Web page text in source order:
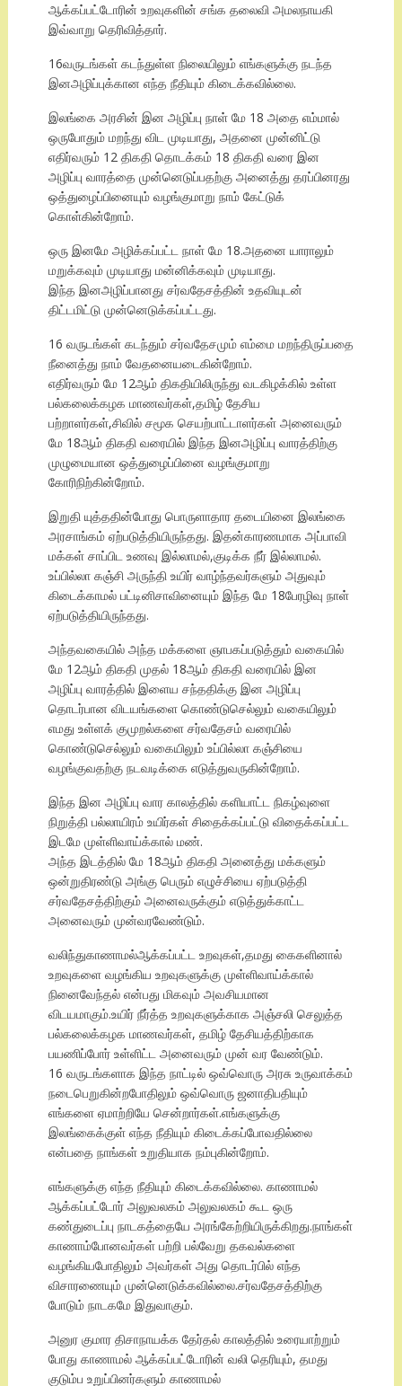
ஆக்கப்பட்டோரின் உறவுகளின் சங்க தலைவி அமலநாயகி
இவ்வாறு தெரிவித்தார்.
16வருடங்கள் கடந்துள்ள நிலையிலும் எங்களுக்கு நடந்த
இனஅழிப்புக்கான எந்த நீதியும் கிடைக்கவில்லை.
இலங்கை அரசின் இன அழிப்பு நாள் மே 18 அதை எம்மால்
ஒருபோதும் மறந்து விட முடியாது, அதனை முன்னிட்டு
எதிர்வரும் 12 திகதி தொடக்கம் 18 திகதி வரை இன
அழிப்பு வாரத்தை முன்னெடுப்பதற்கு அனைத்து தரப்பினரது
ஒத்துழைப்பினையும் வழங்குமாறு நாம் கேட்டுக்
கொள்கின்றோம்.
ஒரு இனமே அழிக்கப்பட்ட நாள் மே 18.அதனை யாராலும்
மறுக்கவும் முடியாது மன்னிக்கவும் முடியாது.
இந்த இனஅழிப்பானது சர்வதேசத்தின் உதவியுடன்
திட்டமிட்டு முன்னெடுக்கப்பட்டது.
16 வருடங்கள் கடந்தும் சர்வதேசமும் எம்மை மறந்திருப்பதை
நீனைத்து நாம் வேதனையடைகின்றோம்.
எதிர்வரும் மே 12ஆம் திகதியிலிருந்து வடகிழக்கில் உள்ள
பல்கலைக்கழக மாணவர்கள்,தமிழ் தேசிய
பற்றாளர்கள்,சிவில் சமூக செயற்பாட்டாளர்கள் அனைவரும்
மே 18ஆம் திகதி வரையில் இந்த இனஅழிப்பு வாரத்திற்கு
முழுமையான ஒத்துழைப்பினை வழங்குமாறு
கோரிநிற்கின்றோம்.
இறுதி யுத்ததின்போது பொருளாதார தடையினை இலங்கை
அரசாங்கம் ஏற்படுத்தியிருந்தது. இதன்காரணமாக அப்பாவி
மக்கள் சாப்பிட உணவு இல்லாமல்,குடிக்க நீர் இல்லாமல்.
உப்பில்லா கஞ்சி அருந்தி உயிர் வாழ்ந்தவர்களும் அதுவும்
கிடைக்காமல் பட்டினிசாவினையும் இந்த மே 18பேரழிவு நாள்
ஏற்படுத்தியிருந்தது.
அந்தவகையில் அந்த மக்களை ஞாபகப்படுத்தும் வகையில்
மே 12ஆம் திகதி முதல் 18ஆம் திகதி வரையில் இன
அழிப்பு வாரத்தில் இளைய சந்ததிக்கு இன அழிப்பு
தொடர்பான விடயங்களை கொண்டுசெல்லும் வகையிலும்
எமது உள்ளக் குமுறல்களை சர்வதேசம் வரையில்
கொண்டுசெல்லும் வகையிலும் உப்பில்லா கஞ்சியை
வழங்குவதற்கு நடவடிக்கை எடுத்துவருகின்றோம்.
இந்த இன அழிப்பு வார காலத்தில் களியாட்ட நிகழ்வுளை
நிறுத்தி பல்லாயிரம் உயிர்கள் சிதைக்கப்பட்டு விதைக்கப்பட்ட
இடமே முள்ளிவாய்க்கால் மண்.
அந்த இடத்தில் மே 18ஆம் திகதி அனைத்து மக்களும்
ஒன்றுதிரண்டு அங்கு பெரும் எழுச்சியை ஏற்படுத்தி
சர்வதேசத்திற்கும் அனைவருக்கும் எடுத்துக்காட்ட
அனைவரும் முன்வரவேண்டும்.
வலிந்துகாணாமல்ஆக்கப்பட்ட உறவுகள்,தமது கைகளினால்
உறவுகளை வழங்கிய உறவுகளுக்கு முள்ளிவாய்க்கால்
நினைவேந்தல் என்பது மிகவும் அவசியமான
விடயமாகும்.உயிர் நீர்த்த உறவுகளுக்காக அஞ்சலி செலுத்த
பல்கலைக்கழக மாணவர்கள், தமிழ் தேசியத்திற்காக
பயணிப்போர் உள்ளிட்ட அனைவரும் முன் வர வேண்டும்.
16 வருடங்களாக இந்த நாட்டில் ஒவ்வொரு அரசு உருவாக்கம்
நடைபெறுகின்றபோதிலும் ஒவ்வொரு ஜனாதிபதியும்
எங்களை ஏமாற்றியே சென்றார்கள்.எங்களுக்கு
இலங்கைக்குள் எந்த நீதியும் கிடைக்கப்போவதில்லை
என்பதை நாங்கள் உறுதியாக நம்புகின்றோம்.
எங்களுக்கு எந்த நீதியும் கிடைக்கவில்லை. காணாமல்
ஆக்கப்பட்டோர் அலுவலகம் அலுவலகம் கூட ஒரு
கண்துடைப்பு நாடகத்தையே அரங்கேற்றியிருக்கிறது.நாங்கள்
காணாம்போனவர்கள் பற்றி பல்வேறு தகவல்களை
வழங்கியபோதிலும் அவர்கள் அது தொடர்பில் எந்த
விசாரணையும் முன்னெடுக்கவில்லை.சர்வதேசத்திற்கு
போடும் நாடகமே இதுவாகும்.
அனுர குமார திசாநாயக்க தேர்தல் காலத்தில் உரையாற்றும்
போது காணாமல் ஆக்கப்பட்டோரின் வலி தெரியும், தமது
குடும்ப உறுப்பினர்களும் காணாமல்